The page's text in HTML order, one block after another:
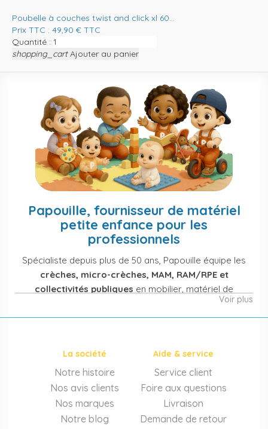
Poubelle à couches twist and click xl 60...
Prix TTC : 49,90 € TTC
Quantité :
shopping_cart Ajouter au panier
Papouille, fournisseur de matériel
petite enfance pour les
professionnels
Spécialiste depuis plus de 50 ans, Papouille équipe les
crèches, micro-crèches, MAM, RAM/RPE et
collectivités publiques en mobilier, matériel de
puériculture, jouets et équipement pour structures
d'accueil de la petite enfance. Notre offre couvre
cabinets infirmiers).
Mobilier et équipement de crèche
Lits crèche en bois, couchettes empilables, meubles à
langer sur mesure en résine antibactérienne, tables et
chaises adaptées aux 0-6 ans, banc-vestiaire, barrières de
Voir plus
La société
Notre histoire
Nos avis clients
Nos marques
Notre blog
Aide & service
Service client
Foire aux questions
Livraison
Demande de retour